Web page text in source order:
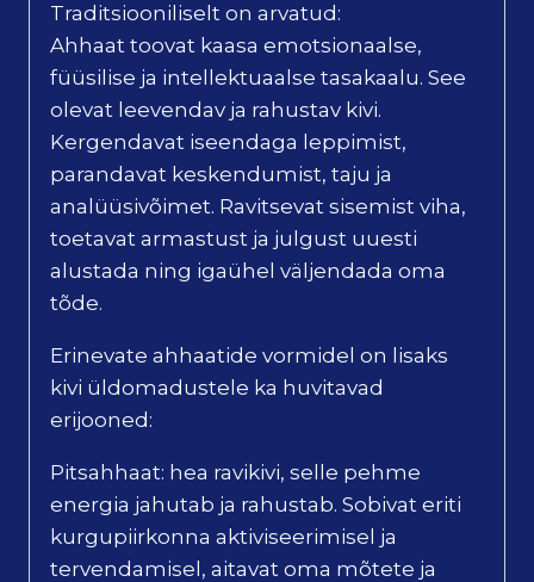
Traditsiooniliselt on arvatud:
Ahhaat toovat kaasa emotsionaalse,
füüsilise ja intellektuaalse tasakaalu. See
olevat leevendav ja rahustav kivi.
Kergendavat iseendaga leppimist,
parandavat keskendumist, taju ja
analüüsivõimet. Ravitsevat sisemist viha,
toetavat armastust ja julgust uuesti
alustada ning igaühel väljendada oma
tõde.
Erinevate ahhaatide vormidel on lisaks
kivi üldomadustele ka huvitavad
erijooned:
Pitsahhaat: hea ravikivi, selle pehme
energia jahutab ja rahustab. Sobivat eriti
kurgupiirkonna aktiviseerimisel ja
tervendamisel, aitavat oma mõtete ja